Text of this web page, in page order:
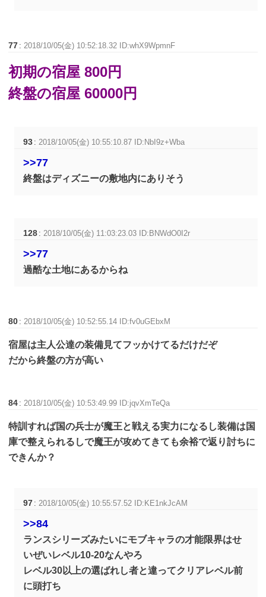
77 :2018/10/05(金) 10:52:18.32 ID:whX9WpmnF
初期の宿屋 800円
終盤の宿屋 60000円
93 :2018/10/05(金) 10:55:10.87 ID:NbI9z+Wba
>>77
終盤はディズニーの敷地内にありそう
128 :2018/10/05(金) 11:03:23.03 ID:BNWdO0I2r
>>77
過酷な土地にあるからね
80 :2018/10/05(金) 10:52:55.14 ID:fv0uGEbxM
宿屋は主人公達の装備見てフッかけてるだけだぞ
だから終盤の方が高い
84 :2018/10/05(金) 10:53:49.99 ID:jqvXmTeQa
特訓すれば国の兵士が魔王と戦える実力になるし装備は国
庫で整えられるしで魔王が攻めてきても余裕で返り討ちに
できんか？
97 :2018/10/05(金) 10:55:57.52 ID:KE1nkJcAM
>>84
ランスシリーズみたいにモブキャラの才能限界はせ
いぜいレベル10-20なんやろ
レベル30以上の選ばれし者と違ってクリアレベル前
に頭打ち